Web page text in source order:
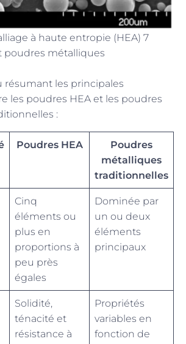
à haute entropie (HEA) 7
poudres métalliques
résumant les principales
les poudres HEA et les poudres
:
Poudres HEA
Poudres
métalliques
traditionnelles
Cinq
éléments ou
plus en
proportions à
peu près
égales
Dominée par
un ou deux
éléments
principaux
Solidité,
ténacité et
résistance à
Propriétés
variables en
fonction de